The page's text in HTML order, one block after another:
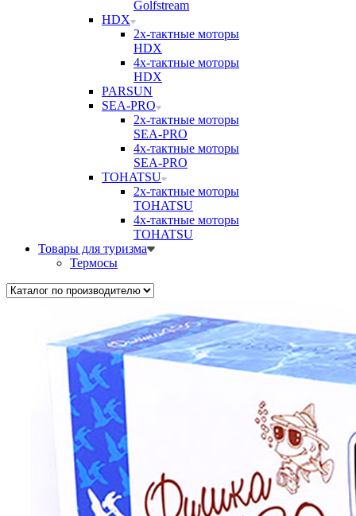
Golfstream
HDX
2х-тактные моторы
HDX
4х-тактные моторы
HDX
PARSUN
SEA-PRO
2х-тактные моторы
SEA-PRO
4х-тактные моторы
SEA-PRO
TOHATSU
2х-тактные моторы
TOHATSU
4х-тактные моторы
TOHATSU
Товары для туризма
Термосы